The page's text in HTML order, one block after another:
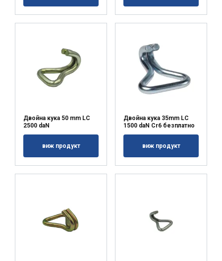
Двойна кука 50 mm LC
2500 daN
виж продукт
Двойна кука 35mm LC
1500 daN Cr6 безплатно
виж продукт
ПРИЕМЕТЕ ВСИЧКИ
ПОКАЖЕТЕ ПОДРОБНОСТИ